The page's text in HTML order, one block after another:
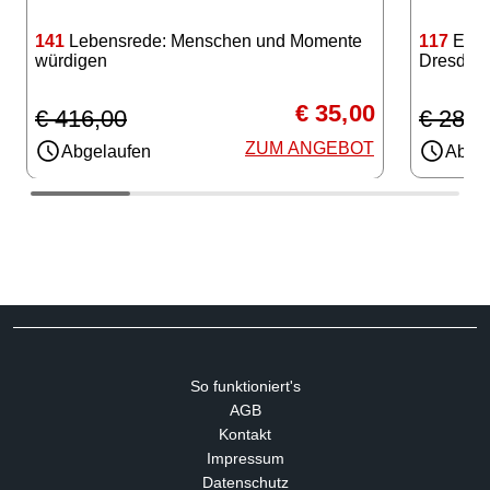
141 Lebensrede: Menschen und Momente
würdigen
€ 416,00
Abgelaufen
€ 35,00
ZUM ANGEBOT
117
Dresden
€
So funktioniert's
AGB
Kontakt
Impressum
Datenschutz